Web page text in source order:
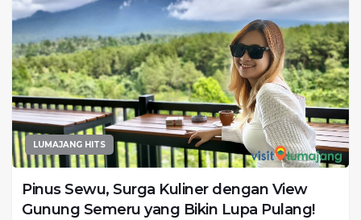
LUMAJANG HITS
Pinus Sewu, Surga Kuliner dengan View
Gunung Semeru yang Bikin Lupa Pulang!